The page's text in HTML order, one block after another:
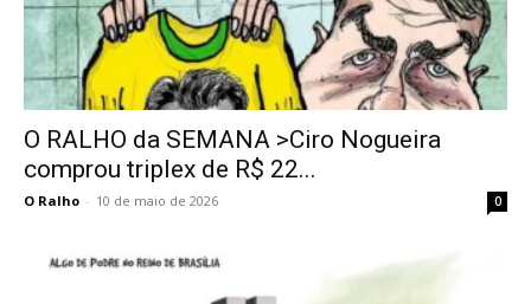
O RALHO da SEMANA >Ciro Nogueira
comprou triplex de R$ 22...
O Ralho - 10 de maio de 2026 0